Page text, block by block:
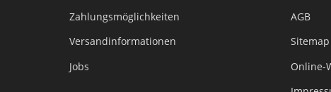
Zahlungsmöglichkeiten
Versandinformationen
Jobs
AGB
Sitemap
Online-